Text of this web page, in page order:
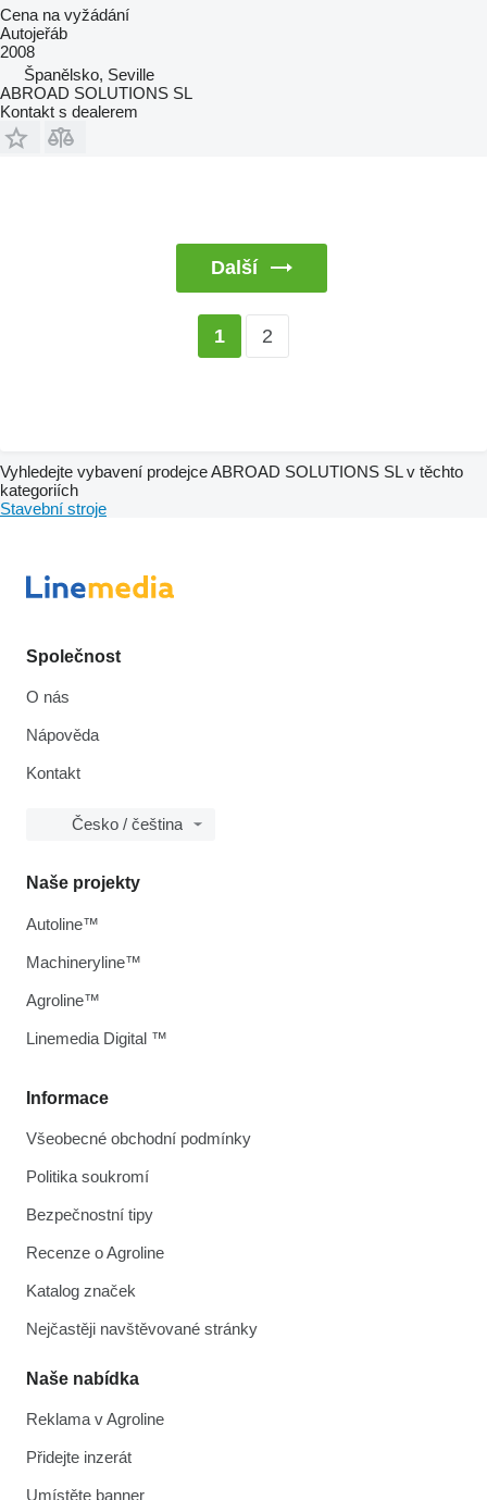
Cena na vyžádání
Autojeřáb
2008
Španělsko, Seville
ABROAD SOLUTIONS SL
Kontakt s dealerem
Další
1 2
Vyhledejte vybavení prodejce ABROAD SOLUTIONS SL v těchto
kategoriích
Stavební stroje
Společnost
O nás
Nápověda
Kontakt
Česko / čeština
Informace
Všeobecné obchodní podmínky
Politika soukromí
Bezpečnostní tipy
Recenze o Agroline
Katalog značek
Nejčastěji navštěvované stránky
Naše nabídka
Reklama v Agroline
Přidejte inzerát
Umístěte banner
Naše projekty
Autoline™
Machineryline™
Agroline™
Linemedia Digital ™